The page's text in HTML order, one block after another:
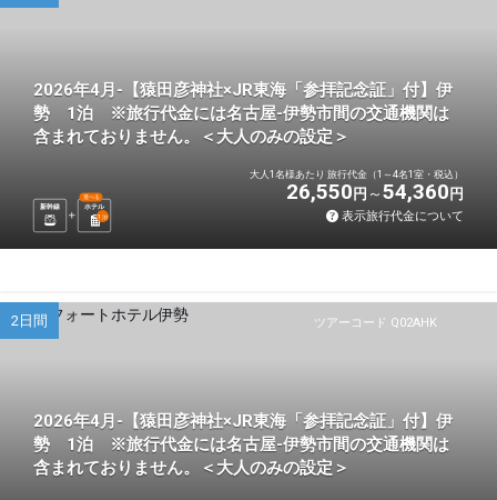
2026年4月-【猿田彦神社×JR東海「参拝記念証」付】伊
勢 1泊 ※旅行代金には名古屋-伊勢市間の交通機関は
含まれておりません。＜大人のみの設定＞
新幹線 ホテル
選べる
1 泊
大人1名様あたり 旅行代金（1～4名1室・税込）
26,550 円 54,360 円
表示旅行代金について
ツアーコード Q02AHK
2日間
2026年4月-【猿田彦神社×JR東海「参拝記念証」付】伊
勢 1泊 ※旅行代金には名古屋-伊勢市間の交通機関は
含まれておりません。＜大人のみの設定＞